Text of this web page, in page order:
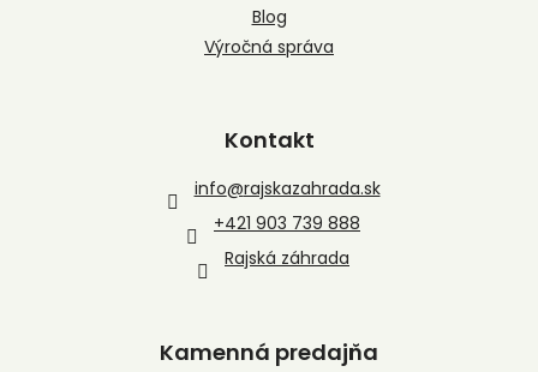
Blog
Výročná správa
Kontakt
info@rajskazahrada.sk
+421 903 739 888
Rajská záhrada
Kamenná predajňa